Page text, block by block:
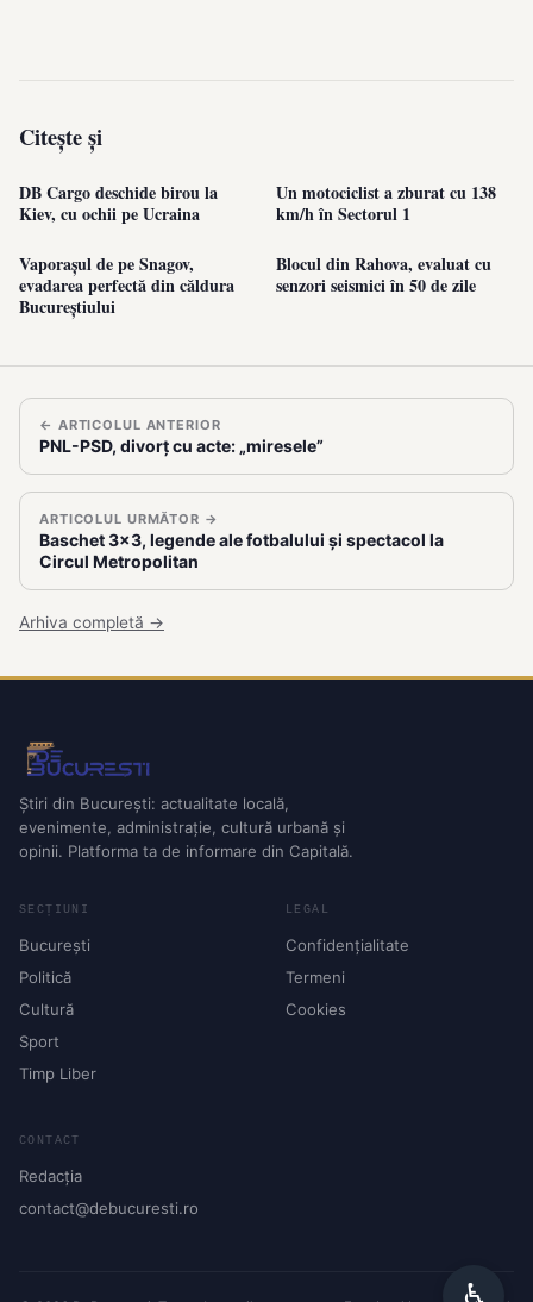
Citește și
DB Cargo deschide birou la
Kiev, cu ochii pe Ucraina
Un motociclist a zburat cu 138
km/h în Sectorul 1
Vaporașul de pe Snagov,
evadarea perfectă din căldura
Bucureștiului
Blocul din Rahova, evaluat cu
senzori seismici în 50 de zile
← ARTICOLUL ANTERIOR
PNL-PSD, divorț cu acte: „miresele”
ARTICOLUL URMĂTOR →
Baschet 3×3, legende ale fotbalului și spectacol la
Circul Metropolitan
Arhiva completă →
Știri din București: actualitate locală,
evenimente, administrație, cultură urbană și
opinii. Platforma ta de informare din Capitală.
SECȚIUNI
București
Politică
Cultură
Sport
Timp Liber
LEGAL
Confidențialitate
Termeni
Cookies
CONTACT
Redacția
contact@debucuresti.ro